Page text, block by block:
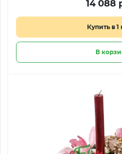
14 088
Купить в 1
В